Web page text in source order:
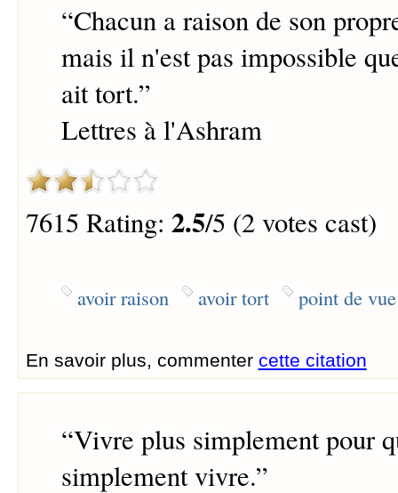
“Chacun a raison de son
mais il n'est pas impossible
ait tort.”
Lettres à l'Ashram
7615 Rating: 2.5/5 (2 votes cast)
avoir raison avoir tort point de vue
En savoir plus, commenter cette citation
“Vivre plus simplement pour
simplement vivre.”